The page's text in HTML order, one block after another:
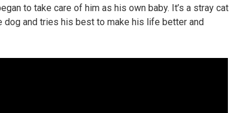
to take care of him as his own baby. It’s a stray cat
dog and tries his best to make his life better and